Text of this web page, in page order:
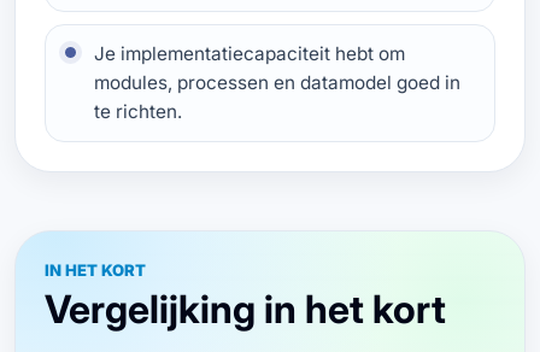
Je implementatiecapaciteit hebt om
modules, processen en datamodel goed in
te richten.
IN HET KORT
Vergelijking in het kort